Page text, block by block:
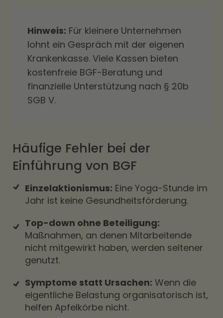
Hinweis: Für kleinere Unternehmen
lohnt ein Gespräch mit der eigenen
Krankenkasse. Viele Kassen bieten
kostenfreie BGF-Beratung und
finanzielle Unterstützung nach § 20b
SGB V.
Häufige Fehler bei der
Einführung von BGF
Einzelaktionismus: Eine Yoga-Stunde im
Jahr ist keine Gesundheitsförderung.
Top-down ohne Beteiligung:
Maßnahmen, an denen Mitarbeitende
nicht mitgewirkt haben, werden seltener
genutzt.
Symptome statt Ursachen: Wenn die
eigentliche Belastung organisatorisch ist,
helfen Apfelkörbe nicht.